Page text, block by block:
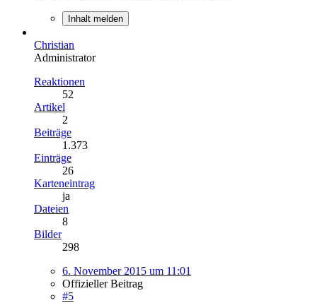
Inhalt melden
Christian
Administrator
Reaktionen
52
Artikel
2
Beiträge
1.373
Einträge
26
Karteneintrag
ja
Dateien
8
Bilder
298
6. November 2015 um 11:01
Offizieller Beitrag
#5